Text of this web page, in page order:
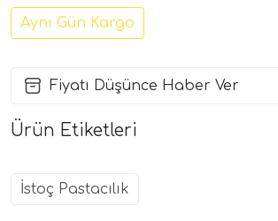
Aynı Gün Kargo
Fiyatı Düşünce Haber Ver
Ürün Etiketleri
İstoç Pastacılık